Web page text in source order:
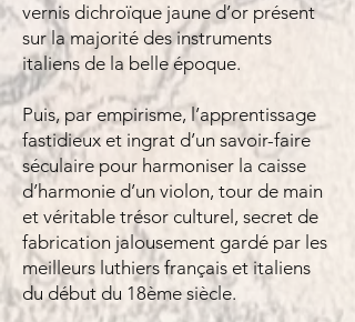
vernis dichroïque jaune d’or présent
sur la majorité des instruments
italiens de la belle époque.
Puis, par empirisme, l’apprentissage
fastidieux et ingrat d’un savoir-faire
séculaire pour harmoniser la caisse
d’harmonie d’un violon, tour de main
et véritable trésor culturel, secret de
fabrication jalousement gardé par les
meilleurs luthiers français et italiens
du début du 18ème siècle.